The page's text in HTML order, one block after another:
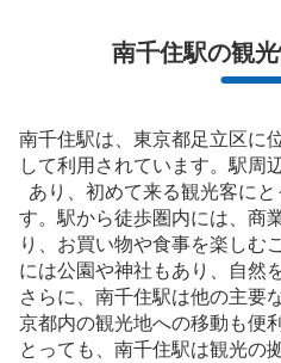
南千住駅の観
南千住駅は、東京都足立区に
して利用されています。駅周
あり、初めて来る観光客に
す。駅から徒歩圏内には、商
り、お買い物や食事を楽しむ
には公園や神社もあり、自然
さらに、南千住駅は他の主要
京都内の観光地への移動も便
とっても、南千住駅は観光の